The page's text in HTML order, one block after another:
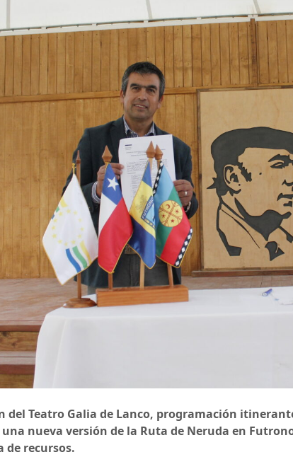
Teatro Galia de Lanco, programación
una nueva versión de la Ruta de Neruda en
de recursos.